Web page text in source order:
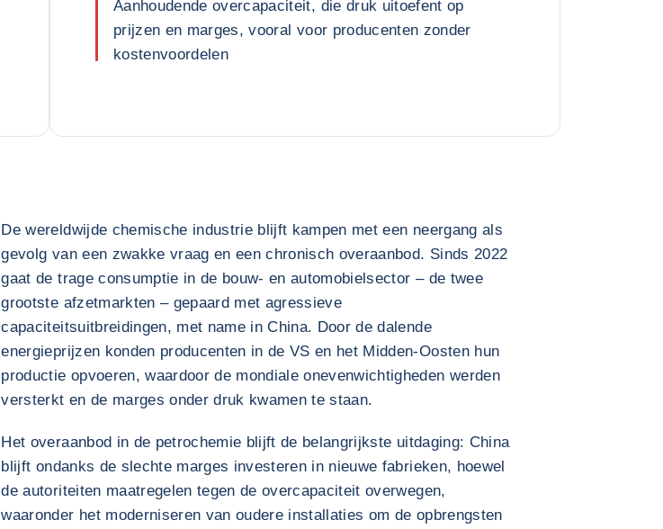
Aanhoudende overcapaciteit, die druk uitoefent op
prijzen en marges, vooral voor producenten zonder
kostenvoordelen
De wereldwijde chemische industrie blijft kampen met een neergang als
gevolg van een zwakke vraag en een chronisch overaanbod. Sinds 2022
gaat de trage consumptie in de bouw- en automobielsector – de twee
grootste afzetmarkten – gepaard met agressieve
capaciteitsuitbreidingen, met name in China. Door de dalende
energieprijzen konden producenten in de VS en het Midden-Oosten hun
productie opvoeren, waardoor de mondiale onevenwichtigheden werden
versterkt en de marges onder druk kwamen te staan.
Het overaanbod in de petrochemie blijft de belangrijkste uitdaging: China
blijft ondanks de slechte marges investeren in nieuwe fabrieken, hoewel
de autoriteiten maatregelen tegen de overcapaciteit overwegen,
waaronder het moderniseren van oudere installaties om de opbrengsten